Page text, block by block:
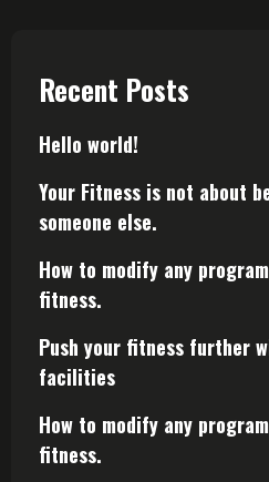
Recent Posts
Hello world!
Your Fitness is not about
someone else.
How to modify any
fitness.
Push your fitness further
facilities
How to modify any
fitness.